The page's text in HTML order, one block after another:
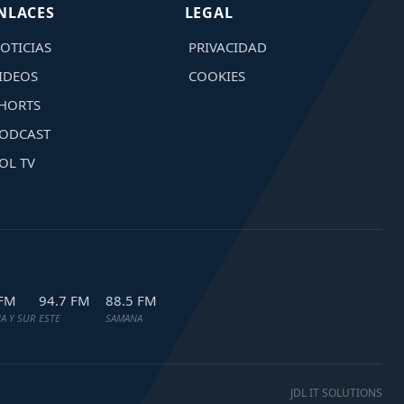
TV
LEGAL
PRIVACIDAD
COOKIES
Y SUR
94.7 FM
ESTE
88.5 FM
SAMANA
JDL IT SOLUTIONS